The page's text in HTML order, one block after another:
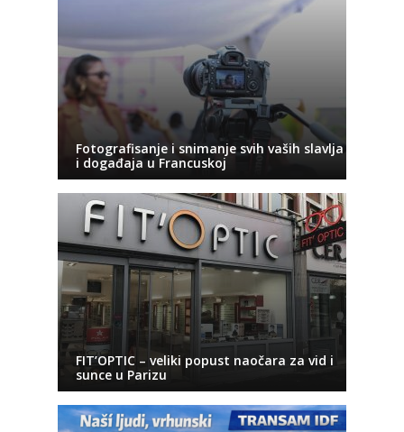
Fotografisanje i snimanje svih vaših slavlja
i događaja u Francuskoj
FIT’OPTIC – veliki popust naočara za vid i
sunce u Parizu